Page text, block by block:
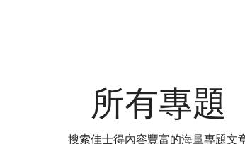
所有專題
搜索佳士得內容豐富的海量專題文